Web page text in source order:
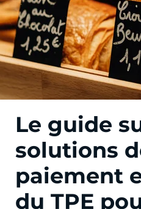
Le guide
solutions
paiement
du TPE